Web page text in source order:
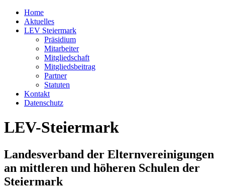
Home
Aktuelles
LEV Steiermark
Präsidium
Mitarbeiter
Mitgliedschaft
Mitgliedsbeitrag
Partner
Statuten
Kontakt
Datenschutz
LEV-Steiermark
Landesverband der Elternvereinigungen
an mittleren und höheren Schulen der
Steiermark